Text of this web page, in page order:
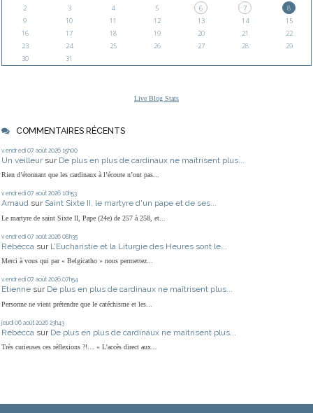
2
3 4 5 6 7
8
9
10 11 12 13 14
15
16
17 18 19 20 21
22
23
24 25 26 27 28
29
30
31
Live Blog Stats
COMMENTAIRES RÉCENTS
vendredi 07 août 2026 15h00
Un veilleur sur De plus en plus de cardinaux ne maîtrisent plus...
Rien d’étonnant que les cardinaux à l’écoute n’ont pas...
vendredi 07 août 2026 10h53
Arnaud sur Saint Sixte II, le martyre d'un pape et de ses...
Le martyre de saint Sixte II, Pape (24e) de 257 à 258, et...
vendredi 07 août 2026 08h35
Rébécca sur L’Eucharistie et la Liturgie des Heures sont le...
Merci à vous qui par « Belgicatho » nous permettez...
vendredi 07 août 2026 07h54
Etienne sur De plus en plus de cardinaux ne maîtrisent plus...
Personne ne vient prétendre que le catéchisme et les...
jeudi 06 août 2026 23h43
Rébécca sur De plus en plus de cardinaux ne maîtrisent plus...
Très curieuses ces réflexions ?!… « L'accès direct aux...